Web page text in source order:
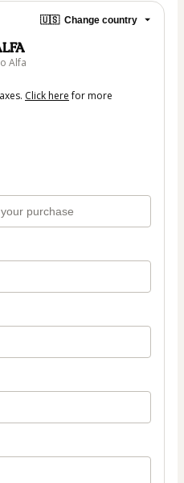
🇺🇸 Change country
Alfa
Click herefor more